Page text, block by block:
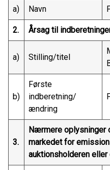
a) Navn
2. Årsag til
a) Stilling/titel
b)
Første
indberetning/
ændring
3.
Nærmere oplysninger
markedet for
auktionsholderen